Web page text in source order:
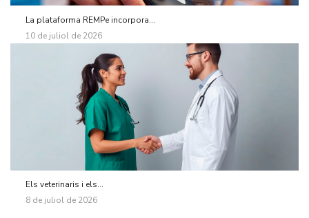
La plataforma REMPe incorpora...
10 de juliol de 2026
Els veterinaris i els...
8 de juliol de 2026